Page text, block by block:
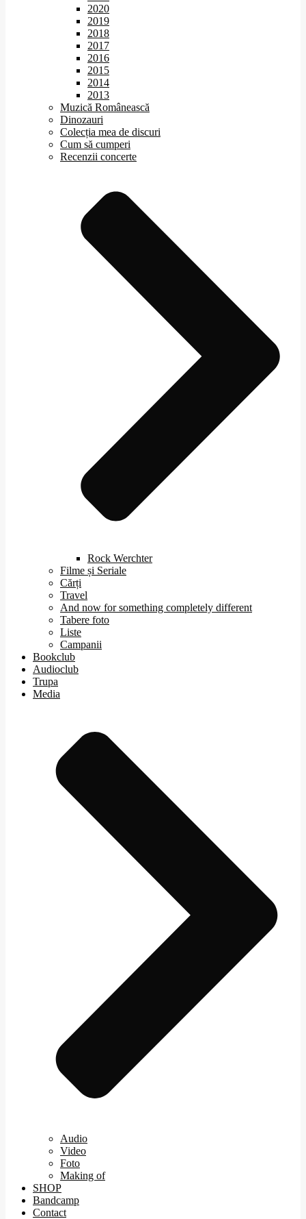
2020
2019
2018
2017
2016
2015
2014
2013
Muzică Românească
Dinozauri
Colecția mea de discuri
Cum să cumperi
Recenzii concerte
Rock Werchter
Filme și Seriale
Cărți
Travel
And now for something completely different
Tabere foto
Liste
Campanii
Bookclub
Audioclub
Trupa
Media
Audio
Video
Foto
Making of
SHOP
Bandcamp
Contact